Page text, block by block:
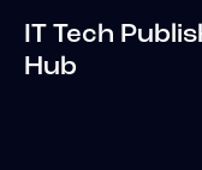
IT Tech
Hub